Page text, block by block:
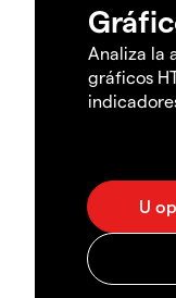
Analiza la
gráficos